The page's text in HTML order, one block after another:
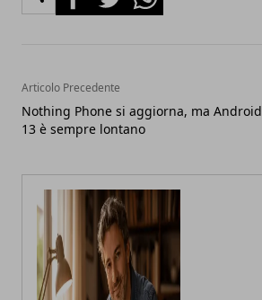
Articolo Precedente
Nothing Phone si aggiorna, ma Android
13 è sempre lontano